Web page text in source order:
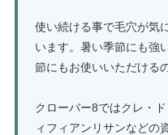
使い続ける事で毛穴が気
います。暑い季節にも強
節にもお使いいただける
クローバー8ではクレ・
ィフィアンリサンなどの